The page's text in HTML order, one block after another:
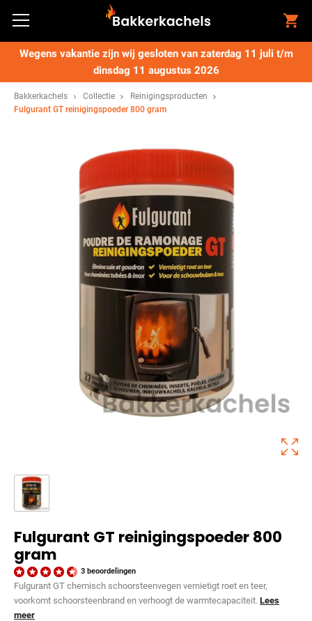
Wegens vakantie zijn wij gesloten van zaterdag 11 juli t/m
dinsdag 11 augustus 2026
Bakkerkachels Collectie
Reinigingsproducten
Fulgurant GT reinigingspoeder 800 gram
Fulgurant GT reinigingspoeder 800
gram
3 beoordelingen
Fulgurant GT chemisch schoorsteenvegen vernietigt roet en teer,
voorkomt schoorsteenbrand en verhoogt de warmtecapaciteit. Lees
meer